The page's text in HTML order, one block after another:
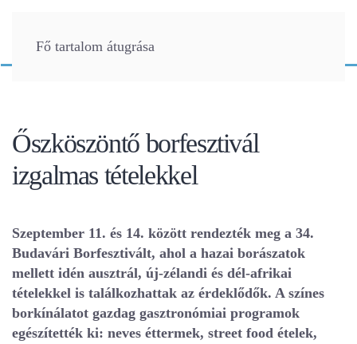
Fő tartalom átugrása
Őszköszöntő borfesztivál
izgalmas tételekkel
Szeptember 11. és 14. között rendezték meg a 34.
Budavári Borfesztivált, ahol a hazai borászatok
mellett idén ausztrál, új-zélandi és dél-afrikai
tételekkel is találkozhattak az érdeklődők. A színes
borkínálatot gazdag gasztronómiai programok
egészítették ki: neves éttermek, street food ételek,